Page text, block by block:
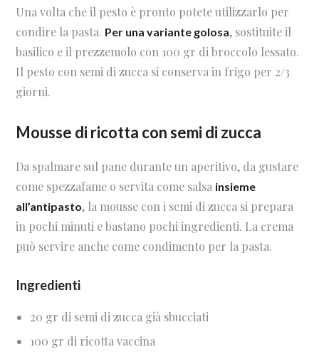
Una volta che il pesto è pronto potete utilizzarlo per
condire la pasta. Per una variante golosa, sostituite il
basilico e il prezzemolo con 100 gr di broccolo lessato.
Il pesto con semi di zucca si conserva in frigo per 2/3
giorni.
Mousse di ricotta con semi di zucca
Da spalmare sul pane durante un aperitivo, da gustare
come spezzafame o servita come salsa insieme
all’antipasto, la mousse con i semi di zucca si prepara
in pochi minuti e bastano pochi ingredienti. La crema
può servire anche come condimento per la pasta.
Ingredienti
20 gr di semi di zucca già sbucciati
100 gr di ricotta vaccina